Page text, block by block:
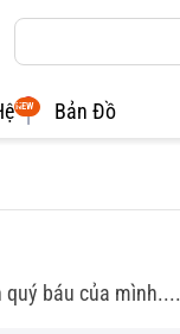
NEW Bản Đồ
quý báu của mình....